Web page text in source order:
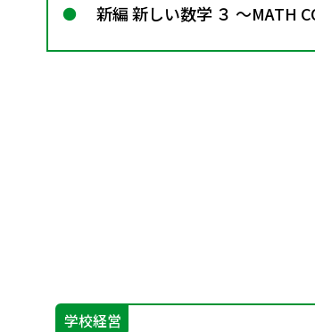
新編 新しい数学 ３ ～MATH
学校経営